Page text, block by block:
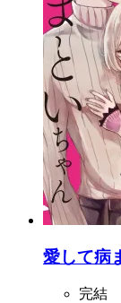
愛して病
完結